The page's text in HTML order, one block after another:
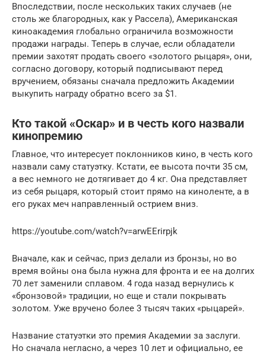
Впоследствии, после нескольких таких случаев (не
столь же благородных, как у Рассела), Американская
киноакадемия глобально ограничила возможности
продажи награды. Теперь в случае, если обладатели
премии захотят продать своего «золотого рыцаря», они,
согласно договору, который подписывают перед
вручением, обязаны сначала предложить Академии
выкупить награду обратно всего за $1.
Кто такой «Оскар» и в честь кого назвали
кинопремию
Главное, что интересует поклонников кино, в честь кого
назвали саму статуэтку. Кстати, ее высота почти 35 см,
а вес немного не дотягивает до 4 кг. Она представляет
из себя рыцаря, который стоит прямо на киноленте, а в
его руках меч направленный острием вниз.
https://youtube.com/watch?v=arwEErirpjk
Вначале, как и сейчас, приз делали из бронзы, но во
время войны она была нужна для фронта и ее на долгих
70 лет заменили сплавом. 4 года назад вернулись к
«бронзовой» традиции, но еще и стали покрывать
золотом. Уже вручено более 3 тысяч таких «рыцарей».
Название статуэтки это премия Академии за заслуги.
Но сначала негласно, а через 10 лет и официально, ее